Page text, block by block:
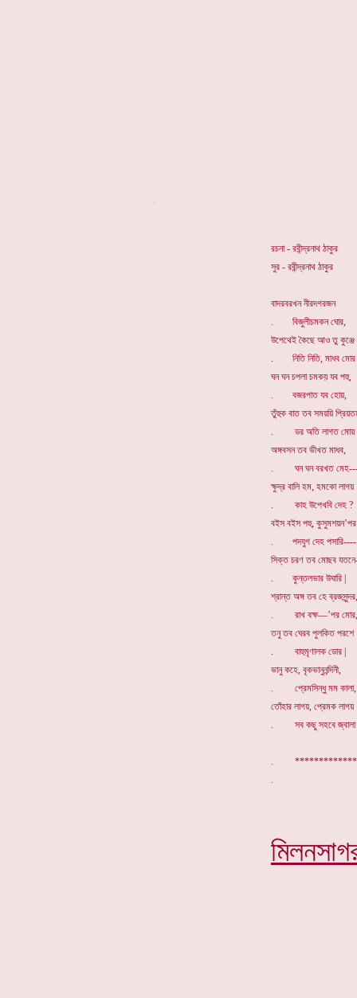
রচনা - রবীন্দ্রনাথ ঠাকুর
সুর - রবীন্দ্রনাথ ঠাকুর
বাদরবরখন নীরদগরজন
. বিজুলীচমকন ঘোর,
উপেথেই কৈছে আও তু কুঞ্জে
. নিতি নিতি, মাধব মোর
ঘন ঘন চপলা চমকয় যব পহু,
. বজরপাত যব হোয়,
তুঁহুক বাত তব সময়য়ি
. ডর অতি লাগত মোয়
অঙ্গবসন তব ভীখত মাধব,
. ঘন ঘন বরখত
ক্ষুদ্র বালি হম, হমকো লাগয়
. কাহ উপেখবি দেহ ?
বইস বইস পহু, কুসুমশয়ন’পর
. পদযুগ দেহ পসারি----
সিক্ত চরণ তব মোছব
. কুন্তলভার উঘারি |
শ্রান্ত অঙ্গ তব হে ব্রজসুন্দর,
. রাখ বক্ষ—’পর মোর,
তনু তব ঘেরব পুলকিত পরশে
. বাহুমৃণালক ডোর |
ভানু কহে, বৃকভানুনন্দিনী,
. প্রেমসিন্ধু মম কালা,
তোঁহার লাগয়, প্রেমক লাগয়
. সব কছু সহবে জ্বালা
.